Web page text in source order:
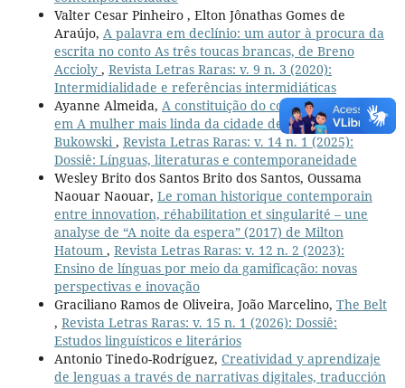
Valter Cesar Pinheiro , Elton Jônathas Gomes de
Araújo, A palavra em declínio: um autor à procura da
escrita no conto As três toucas brancas, de Breno
Accioly , Revista Letras Raras: v. 9 n. 3 (2020):
Intermidialidade e referências intermidiáticas
Ayanne Almeida, A constituição do corpo sem órgão
em A mulher mais linda da cidade de Charles
Bukowski, Revista Letras Raras: v. 14 n. 1 (2025):
Dossiê: Línguas, literaturas e contemporaneidade
Wesley Brito dos Santos Brito dos Santos, Oussama
Naouar Naouar, Le roman historique contemporain
entre innovation, réhabilitation et singularité – une
analyse de “A noite da espera” (2017) de Milton
Hatoum , Revista Letras Raras: v. 12 n. 2 (2023):
Ensino de línguas por meio da gamificação: novas
perspectivas e inovação
Graciliano Ramos de Oliveira, João Marcelino, The Belt
, Revista Letras Raras: v. 15 n. 1 (2026): Dossiê:
Estudos linguísticos e literários
Antonio Tinedo-Rodríguez, Creatividad y aprendizaje
de lenguas a través de narrativas digitales, traducción